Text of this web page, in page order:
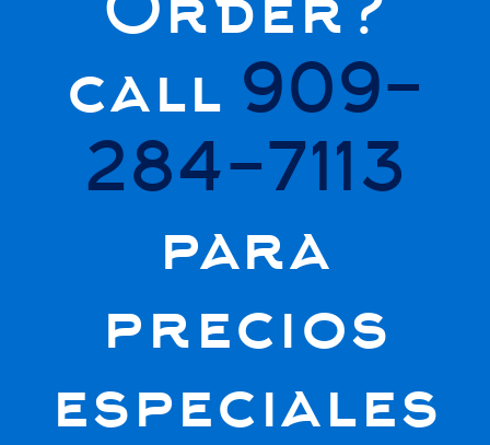
call 909-
284-7113
para
precios
especiales